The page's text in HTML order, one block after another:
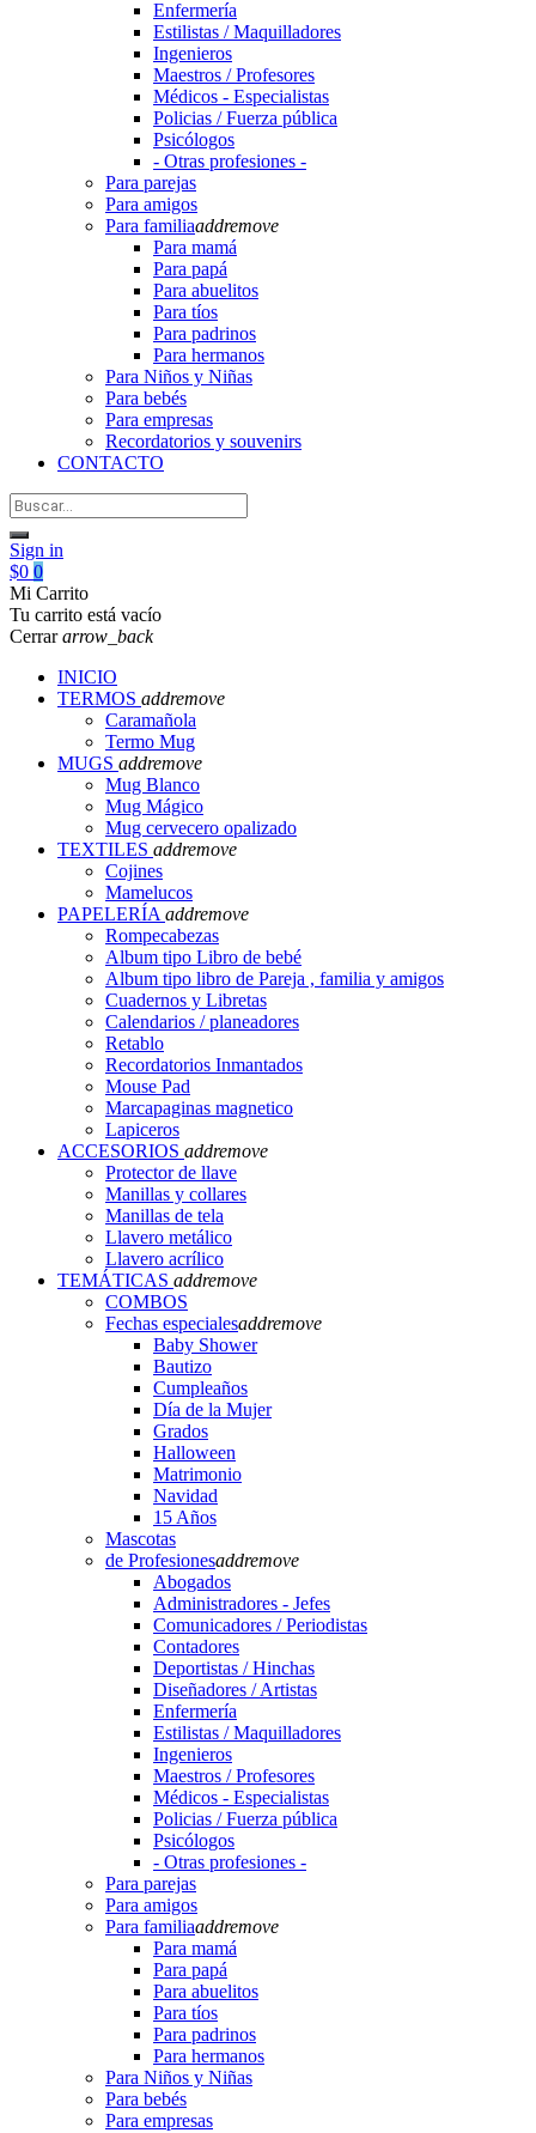
Enfermería
Estilistas / Maquilladores
Ingenieros
Maestros / Profesores
Médicos - Especialistas
Policias / Fuerza pública
Psicólogos
- Otras profesiones -
Para parejas
Para amigos
Para familiaaddremove
Para mamá
Para papá
Para abuelitos
Para tíos
Para padrinos
Para hermanos
Para Niños y Niñas
Para bebés
Para empresas
Recordatorios y souvenirs
CONTACTO
Sign in
$0 0
Mi Carrito
Tu carrito está vacío
Cerrararrow_back
INICIO
TERMOS addremove
Caramañola
Termo Mug
MUGS addremove
Mug Blanco
Mug Mágico
Mug cervecero opalizado
TEXTILES addremove
Cojines
Mamelucos
PAPELERÍA addremove
Rompecabezas
Album tipo Libro de bebé
Album tipo libro de Pareja , familia y amigos
Cuadernos y Libretas
Calendarios / planeadores
Retablo
Recordatorios Inmantados
Mouse Pad
Marcapaginas magnetico
Lapiceros
ACCESORIOS addremove
Protector de llave
Manillas y collares
Manillas de tela
Llavero metálico
Llavero acrílico
TEMÁTICAS addremove
COMBOS
Fechas especialesaddremove
Baby Shower
Bautizo
Cumpleaños
Día de la Mujer
Grados
Halloween
Matrimonio
Navidad
15 Años
Mascotas
de Profesionesaddremove
Abogados
Administradores - Jefes
Comunicadores / Periodistas
Contadores
Deportistas / Hinchas
Diseñadores / Artistas
Enfermería
Estilistas / Maquilladores
Ingenieros
Maestros / Profesores
Médicos - Especialistas
Policias / Fuerza pública
Psicólogos
- Otras profesiones -
Para parejas
Para amigos
Para familiaaddremove
Para mamá
Para papá
Para abuelitos
Para tíos
Para padrinos
Para hermanos
Para Niños y Niñas
Para bebés
Para empresas